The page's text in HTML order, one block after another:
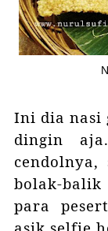
Ini dia nasi
dingin
cendolnya,
bolak-
para